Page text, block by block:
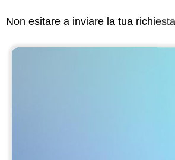
Non esitare a inviare la tua